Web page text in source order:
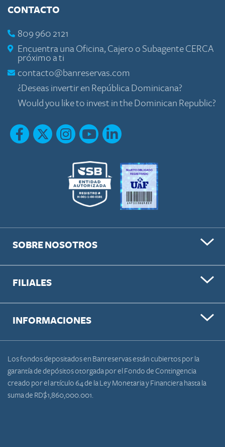
CONTACTO
809 960 2121
Encuentra una Oficina, Cajero o Subagente CERCA
próximo a ti
contacto@banreservas.com
¿Deseas invertir en República Dominicana?
Would you like to invest in the Dominican Republic?
SOBRE NOSOTROS
FILIALES
INFORMACIONES
Los fondos depositados en Banreservas están cubiertos por la
garantía de depósitos otorgada por el Fondo de Contingencia
creado por el artículo 64 de la Ley Monetaria y Financiera hasta la
suma de RD$1,860,000.001.